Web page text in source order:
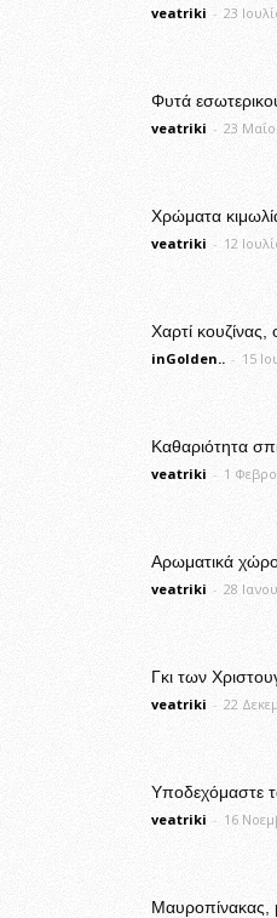
veatriki - 23
Φυτά
veatriki - 23
Χρώματα
veatriki - 12
Χαρτί κουζίνας,
inGolden.. - 15
Καθαριότητα
veatriki - 1
Αρωματικά
veatriki - 28
Γκι των
veatriki - 22
Υποδεχόμαστε
veatriki - 16
Μαυροπίνακας,